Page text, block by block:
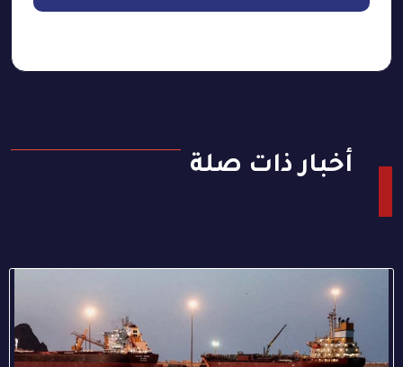
أخبار ذات صلة